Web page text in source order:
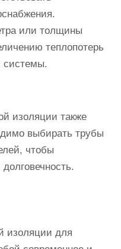
или толщины
теплопотерь
системы.
изоляции также
выбирать трубы
чтобы
изоляции для